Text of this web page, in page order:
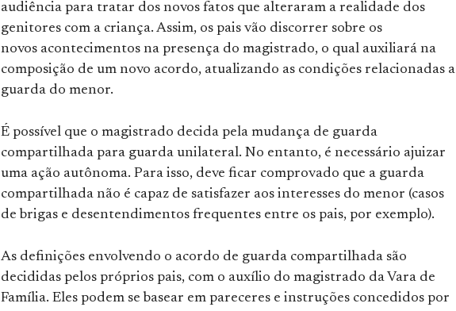
audiência para tratar dos novos fatos que alteraram a realidade dos
genitores com a criança. Assim, os pais vão discorrer sobre os
novos acontecimentos na presença do magistrado, o qual auxiliará na
composição de um novo acordo, atualizando as condições relacionadas a
guarda do menor.
É possível que o magistrado decida pela mudança de guarda
compartilhada para guarda unilateral. No entanto, é necessário ajuizar
uma ação autônoma. Para isso, deve ficar comprovado que a guarda
compartilhada não é capaz de satisfazer aos interesses do menor (casos
de brigas e desentendimentos frequentes entre os pais, por exemplo).
As definições envolvendo o acordo de guarda compartilhada são
decididas pelos próprios pais, com o auxílio do magistrado da Vara de
Família. Eles podem se basear em pareceres e instruções concedidos por